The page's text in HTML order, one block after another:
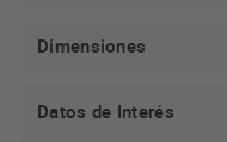
Dimensiones
Datos de Interés